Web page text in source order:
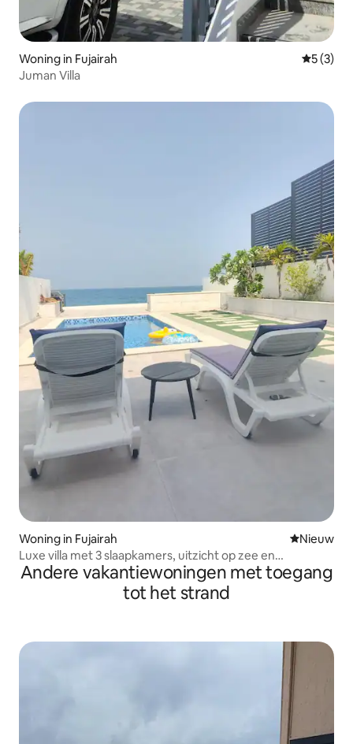
Woning in Fujairah
5 (3)
Juman Villa
Woning in Fujairah Nieuwe
Nieuw
Luxe villa met 3 slaapkamers, uitzicht op zee en
privézwembad
Andere vakantiewoningen met toegang
tot het strand